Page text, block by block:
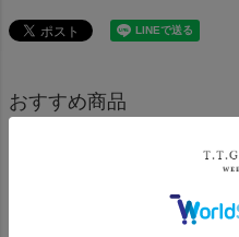
おすすめ商品